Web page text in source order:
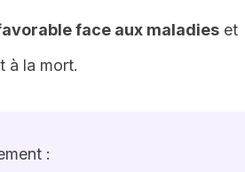
face aux maladies et
à la mort.
: